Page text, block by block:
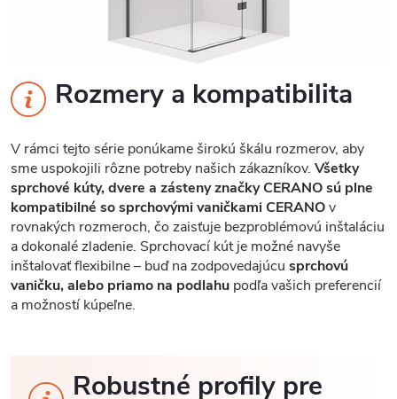
Rozmery a kompatibilita
V rámci tejto série ponúkame širokú škálu rozmerov, aby
sme uspokojili rôzne potreby našich zákazníkov. Všetky
sprchové kúty, dvere a zásteny značky CERANO sú plne
kompatibilné so sprchovými vaničkami CERANOv
rovnakých rozmeroch, čo zaisťuje bezproblémovú inštaláciu
a dokonalé zladenie. Sprchovací kút je možné navyše
inštalovať flexibilne – buď na zodpovedajúcu sprchovú
vaničku, alebo priamo na podlahu podľa vašich preferencií
a možností kúpeľne.
Robustné profily pre